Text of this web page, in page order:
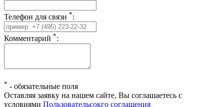
Телефон для связи *:
Комментарий *:
* - обязательные поля
Оставляя заявку на нашем сайте, Вы соглашаетесь с
условиями Пользовательсокго соглашения